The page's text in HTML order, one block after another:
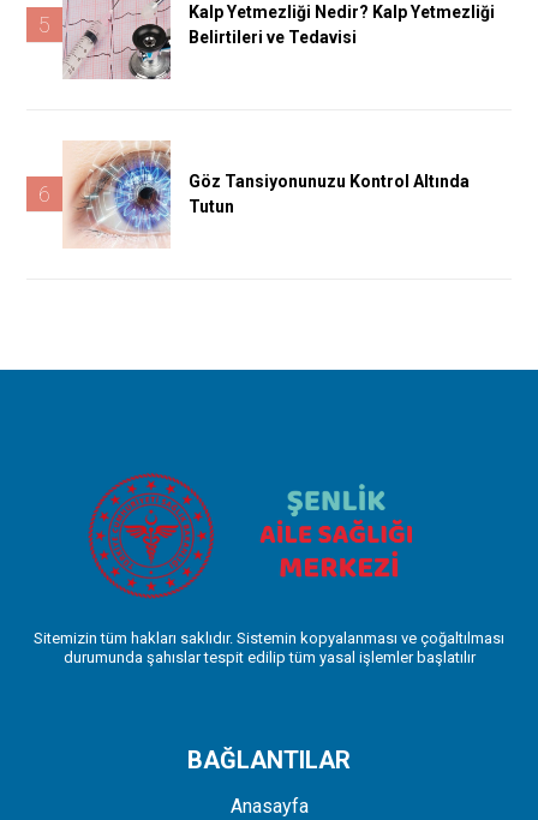
5
Kalp Yetmezliği Nedir? Kalp Yetmezliği
Belirtileri ve Tedavisi
6
Göz Tansiyonunuzu Kontrol Altında
Tutun
Sitemizin tüm hakları saklıdır. Sistemin kopyalanması ve çoğaltılması
durumunda şahıslar tespit edilip tüm yasal işlemler başlatılır
BAĞLANTILAR
Anasayfa